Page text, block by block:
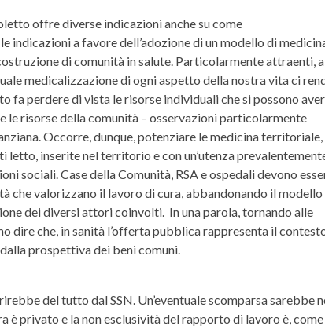
offre diverse indicazioni anche su come
indicazioni a favore dell’adozione di un modello di
di comunità in salute. Particolarmente attraenti, a
medicalizzazione di ogni aspetto della nostra vita ci
fa perdere di vista le risorse individuali che si possono
le risorse della comunità – osservazioni particolarmente
Occorre, dunque, potenziare le medicina territoriale,
letto, inserite nel territorio e con un’utenza
sociali. Case della Comunità, RSA e ospedali devono
che valorizzano il lavoro di cura, abbandonando il modello
dei diversi attori coinvolti. In una parola, tornando alle
dire che, in sanità l’offerta pubblica rappresenta il
prospettiva dei beni comuni.
del tutto dal SSN. Un’eventuale scomparsa sarebbe
è privato e la non esclusività del rapporto di lavoro è, come